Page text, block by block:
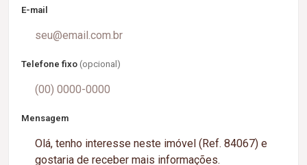
E-mail
Telefone fixo (opcional)
Mensagem